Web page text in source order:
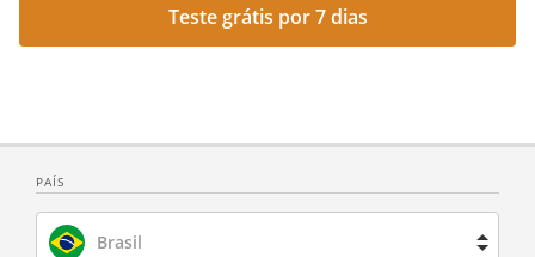
Teste grátis por 7 dias
PAÍS
Brasil